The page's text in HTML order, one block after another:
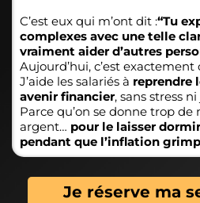
C’est eux qui m’ont dit :“Tu
complexes avec une telle
vraiment aider d’autres
Aujourd’hui, c’est exactement
J’aide les salariés à reprendre
avenir financier, sans stress
Parce qu’on se donne trop
argent… pour le laisser
pendant que l’inflation
Je réserve ma